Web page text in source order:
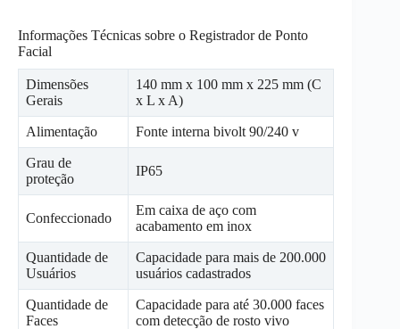
Informações Técnicas sobre o Registrador de Ponto
Facial
Dimensões
Gerais
140 mm x 100 mm x 225 mm (C
x L x A)
Alimentação Fonte interna bivolt 90/240 v
Grau de
proteção
IP65
Confeccionado
Em caixa de aço com
acabamento em inox
Quantidade de
Usuários
Capacidade para mais de 200.000
usuários cadastrados
Quantidade de
Faces
Capacidade para até 30.000 faces
com detecção de rosto vivo